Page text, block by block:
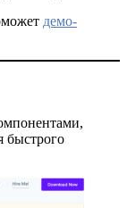
демо-
быстрого